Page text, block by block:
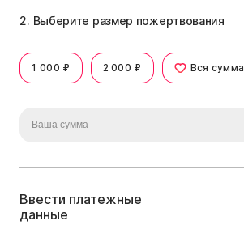
2. Выберите размер пожертвования
1 000 ₽ 2 000 ₽ Вся сумма
Ввести платежные
данные